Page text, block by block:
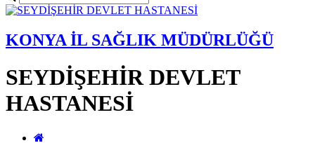
KONYA İL SAĞLIK MÜDÜRLÜĞÜ
SEYDİŞEHİR DEVLET
HASTANESİ